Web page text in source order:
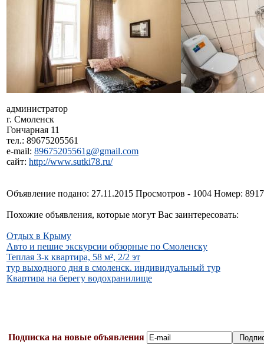
администратор
г. Смоленск
Гончарная 11
тел.: 89675205561
e-mail: 89675205561g@gmail.com
сайт: http://www.sutki78.ru/
Объявление подано: 27.11.2015 Просмотров - 1004 Номер:
Похожие объявления, которые могут Вас заинтересовать:
Отдых в Крыму
Авто и пешие экскурсии обзорные по Смоленску
Теплая 3-к квартира, 58 м², 2/2 эт
тур выходного дня в смоленск. индивидуальный тур
Квартира на берегу водохранилище
Подписка на новые объявления